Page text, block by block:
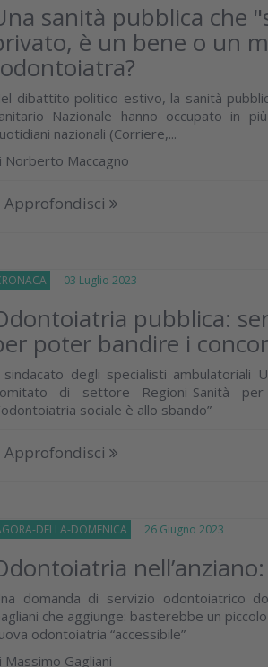
sanità pubblica che
è un bene o un
dibattito politico estivo, la sanità
Nazionale hanno occupato in
nazionali (Corriere,...
Norberto Maccagno
Approfondisci
03 Luglio 2023
pubblica:
poter bandire i
sindacato degli specialisti ambulatoriali
di settore Regioni-Sanità
sociale è allo sbando”
Approfondisci
DELLA-DOMENICA 26 Giugno 2023
domanda di servizio odontoiatrico
che aggiunge: basterebbe un
odontoiatria “accessibile”
Massimo Gagliani